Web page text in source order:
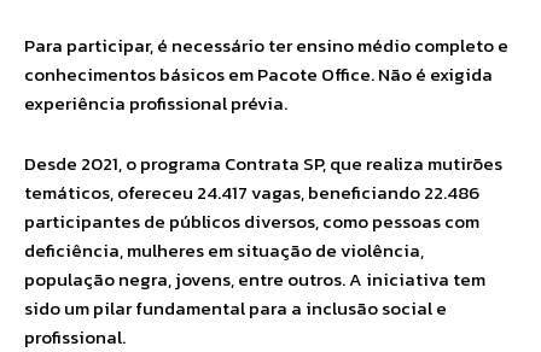
Para participar, é necessário ter ensino médio completo e
conhecimentos básicos em Pacote Office. Não é exigida
experiência profissional prévia.
Desde 2021, o programa Contrata SP, que realiza mutirões
temáticos, ofereceu 24.417 vagas, beneficiando 22.486
participantes de públicos diversos, como pessoas com
deficiência, mulheres em situação de violência,
população negra, jovens, entre outros. A iniciativa tem
sido um pilar fundamental para a inclusão social e
profissional.